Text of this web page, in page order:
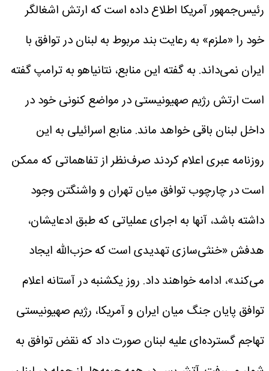
رئیس‌جمهور آمریکا اطلاع داده است که ارتش اشغالگر
خود را «ملزم» به رعایت بند مربوط به لبنان در توافق با
ایران نمی‌داند. به گفته این منابع، نتانیاهو به ترامپ گفته
است ارتش رژیم صهیونیستی در مواضع کنونی خود در
داخل لبنان باقی خواهد ماند. منابع اسرائیلی به این
روزنامه عبری اعلام کردند صرف‌نظر از تفاهماتی که ممکن
است در چارچوب توافق میان تهران و واشنگتن وجود
داشته باشد، آنها به اجرای عملیاتی که طبق ادعایشان،
هدفش «خنثی‌سازی تهدیدی است که حزب‌الله ایجاد
می‌کند»، ادامه خواهند داد. روز یکشنبه در آستانه اعلام
توافق پایان جنگ میان ایران و آمریکا، رژیم صهیونیستی
تهاجم گسترده‌ای علیه لبنان صورت داد که نقض توافق به